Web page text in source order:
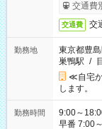
交通費
交通費 交
勤務地
東京都豊
巣鴨駅 /
≪自宅
します。
勤務時間
9:00～18:00（休憩60分）
早番 7:00～